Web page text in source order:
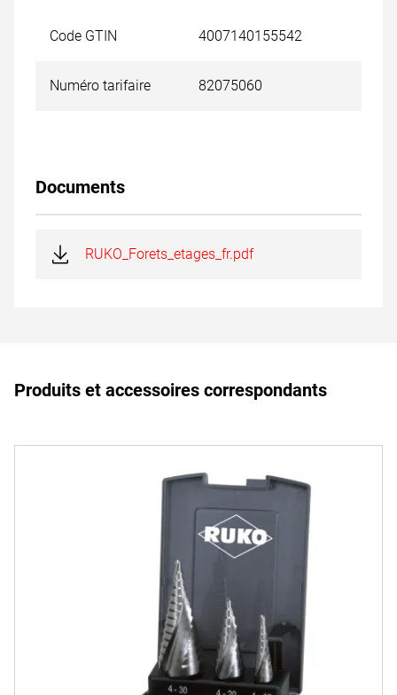
Code GTIN 4007140155542
Numéro tarifaire 82075060
Documents
RUKO_Forets_etages_fr.pdf
Produits et accessoires correspondants